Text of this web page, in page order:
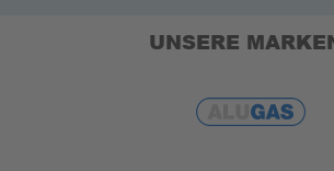
UNSERE